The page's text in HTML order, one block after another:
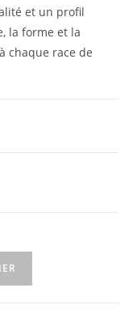
et un profil
la forme et la
chaque race de